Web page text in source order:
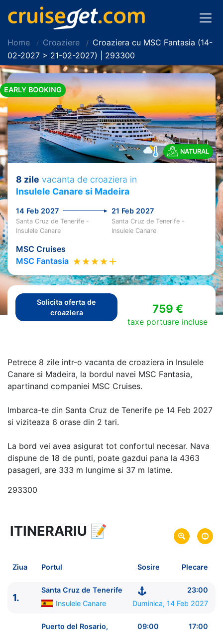
Home Croaziere
Croaziera cu MSC Fantasia (14-
02-2027 > 21-02-2027) | 293300
EARLY BOOKING
NATURAL
8 zile vacanta de croaziera in
Insulele Canare si Madeira
14 Feb 2027 21 Feb 2027
Santa Cruz de Tenerife -
Insulele Canare
Santa Cruz de Tenerife -
Insulele Canare
MSC Cruises
MSC Fantasia
Solicita oferta de
croaziera
759 €
taxe portuare incluse
Petrece 8 zile intr-o vacanta de croaziera in Insulele
Canare si Madeira, la bordul navei MSC Fantasia,
apartinand companiei MSC Cruises.
Imbarca-te din Santa Cruz de Tenerife pe 14 Feb 2027
si viziteaza 6 orase din 2 tari.
La bord vei avea asigurat tot confortul necesar. Nava
dispune de 18 de punti, poate gazdui pana la 4363
pasageri, are 333 m lungime si 37 m latime.
293300
8 zile vacanta de croaziera in
Insulele Canare si Madeira -
Plecare pe 14 Feb 2027
din Santa Cruz de Tenerife,
Sosire pe 21 Feb 2027in Santa Cruz de Tenerife,
Insulele Canare
MSC Cruises
ITINERARIU 📝
Ziua Portul Sosire Plecare
1.
Santa Cruz de Tenerife
23:00
Insulele Canare
Duminica, 14 Feb 2027
Puerto del Rosario,
09:00 17:00